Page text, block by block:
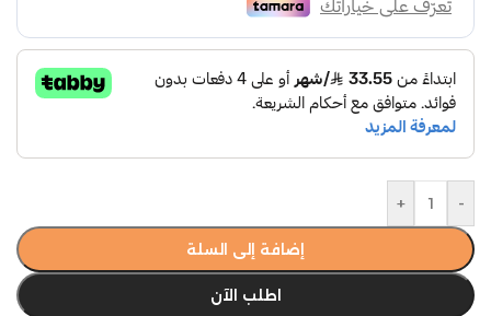
-
+
إضافة إلى السلة
اطلب الآن